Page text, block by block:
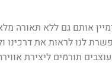
אותם גם ללא תאורה
לנו לראות את דרכינו
תורמים ליצירת